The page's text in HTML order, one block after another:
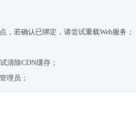
，若确认已绑定，请尝试重载Web服务；
清除CDN缓存；
理员；